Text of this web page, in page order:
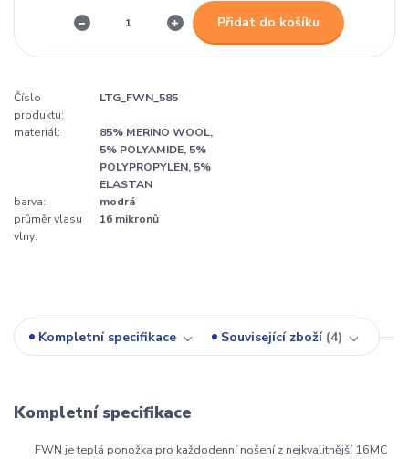
Přidat do košíku
Číslo
produktu:
LTG_FWN_585
materiál:
85% MERINO WOOL,
5% POLYAMIDE, 5%
POLYPROPYLEN, 5%
ELASTAN
barva:
modrá
průměr vlasu
vlny:
16 mikronů
Kompletní specifikace Související zboží 4
Kompletní specifikace
FWN je teplá ponožka pro každodenní nošení z nejkvalitnější 16MC